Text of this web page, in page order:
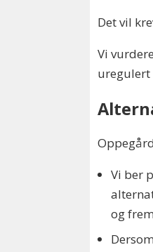
Det vil
Vi
uregulert
Vi ber
og